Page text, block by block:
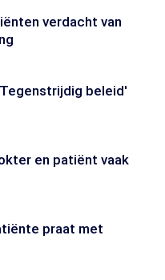
verdacht van
beleid'
en patiënt vaak
praat met